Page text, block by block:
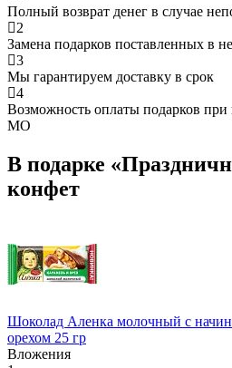
Полный возврат денег в случае
2
Замена подарков поставленных в
3
Мы гарантируем доставку в срок
4
Возможность оплаты подарков
МО
В подарке
конфет
Шоколад Аленка молочный с
орехом 25 гр
Вложения